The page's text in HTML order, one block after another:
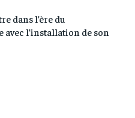
dans l’ère du
avec l’installation de son